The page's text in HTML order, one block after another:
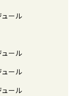
ール
ール
ール
ール